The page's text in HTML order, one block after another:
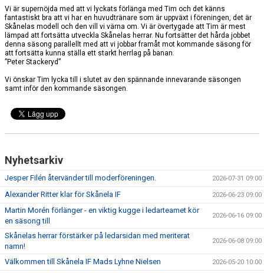
Vi är supernöjda med att vi lyckats förlänga med Tim och det känns
fantastiskt bra att vi har en huvudtränare som är uppväxt i föreningen, det är
Skånelas modell och den vill vi värna om. Vi är övertygade att Tim är mest
lämpad att fortsätta utveckla Skånelas herrar. Nu fortsätter det hårda jobbet
denna säsong parallellt med att vi jobbar framåt mot kommande säsong för
att fortsätta kunna ställa ett starkt herrlag på banan.
”Peter Stackeryd”
Vi önskar Tim lycka till i slutet av den spännande innevarande säsongen
samt inför den kommande säsongen.
Nyhetsarkiv
Jesper Filén återvänder till moderföreningen. 2026-07-31 09:00
Alexander Ritter klar för Skånela IF 2026-06-23 09:00
Martin Morén förlänger - en viktig kugge i ledarteamet kör
en säsong till
2026-06-16 09:00
Skånelas herrar förstärker på ledarsidan med meriterat
namn!
2026-06-08 09:00
Välkommen till Skånela IF Mads Lyhne Nielsen 2026-05-20 10:00